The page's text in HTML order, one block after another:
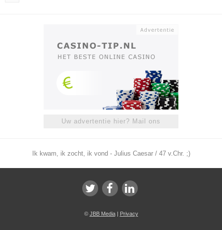
Uw advertentie hier? Mail ons
Ik kwam, ik zocht, ik vond - Julius Caesar / 47 v.Chr. ;)
© JBB Media| Privacy